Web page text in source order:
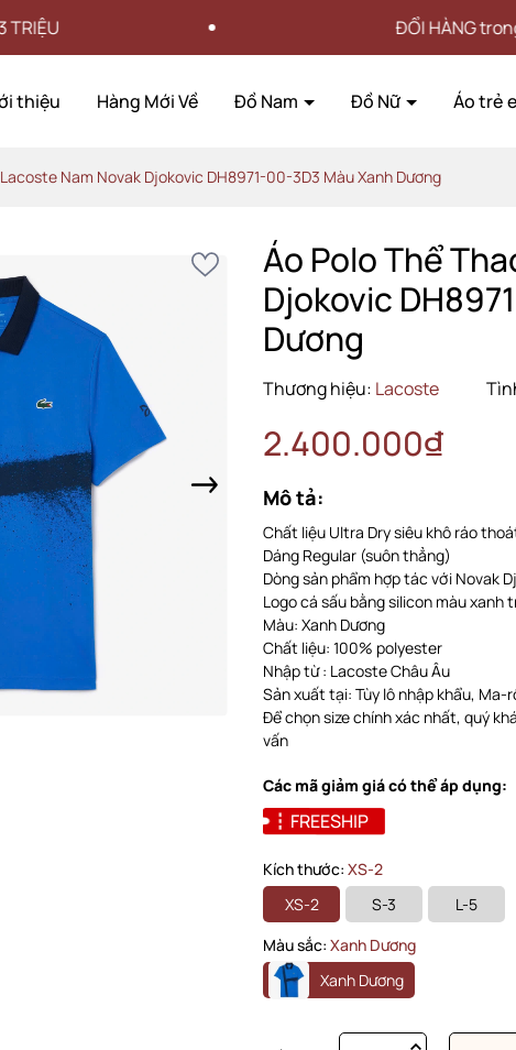
ĐỔI HÀNG trong vòng 15
thiệu Hàng Mới Về Đồ Nam Đồ Nữ Áo trẻ
Nam Novak Djokovic DH8971-00-3D3 Màu Xanh Dương
Áo Polo Thể
Djokovic
Dương
Thương hiệu: Lacoste
2.400.000₫
Mô tả:
Chất liệu Ultra Dry siêu khô ráo
Dáng Regular (suôn thẳng)
Dòng sản phẩm hợp tác với Novak
Logo cá sấu bằng silicon màu xanh
Màu: Xanh Dương
Chất liệu: 100% polyester
Nhập từ : Lacoste Châu Âu
Sản xuất tại: Tùy lô nhập khẩu, Ma-
Để chọn size chính xác nhất, quý
vấn
Các mã giảm giá có thể áp dụng:
FREESHIP
Kích thước: XS-2
XS-2
S-3
L-5
Màu sắc: Xanh Dương
Xanh Dương